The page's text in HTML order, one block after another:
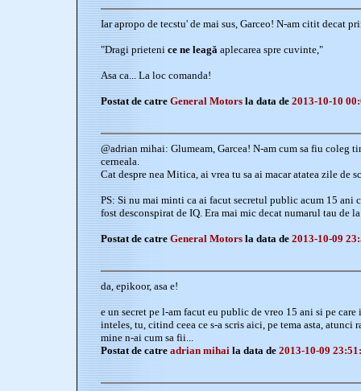
Iar apropo de tecstu' de mai sus, Garceo! N-am citit decat
"Dragi prieteni ce ne leagăaplecarea spre cuvinte,"
Asa ca... La loc comanda!
Postat de catre General Motors la data de 2013-10-10
@adrian mihai: Glumeam, Garcea! N-am cum sa fiu coleg
cerneala.
Cat despre nea Mitica, ai vrea tu sa ai macar atatea zile de
PS: Si nu mai minti ca ai facut secretul public acum 15 ani
fost desconspirat de IQ. Era mai mic decat numarul tau de
Postat de catre General Motors la data de 2013-10-09
da, epikoor, asa e!
e un secret pe l-am facut eu public de vreo 15 ani si pe
inteles, tu, citind ceea ce s-a scris aici, pe tema asta, atunci
mine n-ai cum sa fii...
Postat de catre adrian mihai la data de 2013-10-09